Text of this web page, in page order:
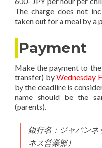
The charge does not
taken out for a meal by a
Payment
Make the payment to
transfer) byWednesday
by the deadline is
name should be the
(parents).
銀行名：ジャパンネ
ネス営業部）